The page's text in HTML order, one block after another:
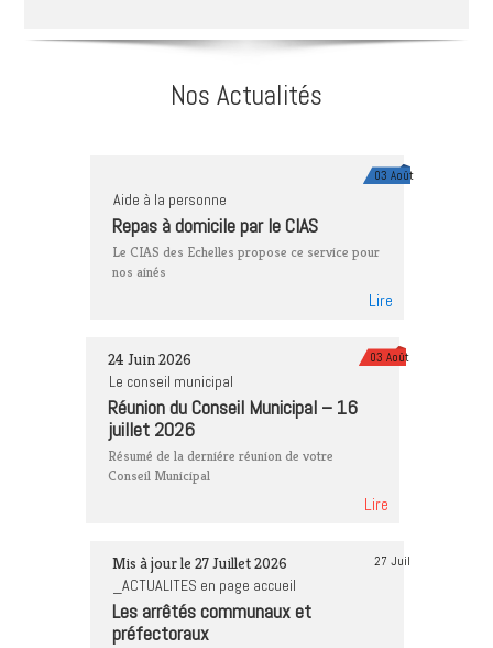
Nos Actualités
Aide à la personne
Repas à domicile par le CIAS
Le CIAS des Echelles propose ce service pour
nos ainés
Lire
03 Août
24 Juin 2026
Le conseil municipal
Réunion du Conseil Municipal – 16
juillet 2026
Résumé de la derniére réunion de votre
Conseil Municipal
Lire
03 Août
Mis à jour le 27 Juillet 2026
_ACTUALITES en page accueil
Les arrêtés communaux et
préfectoraux
27 Juil